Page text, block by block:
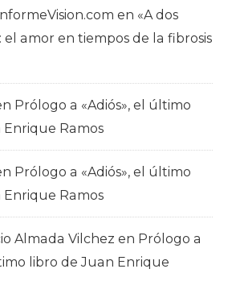
en «A dos
el amor en tiempos de la fibrosis
Prólogo a «Adiós», el último
Enrique Ramos
Prólogo a «Adiós», el último
Enrique Ramos
Almada Vilchez en Prólogo a
libro de Juan Enrique